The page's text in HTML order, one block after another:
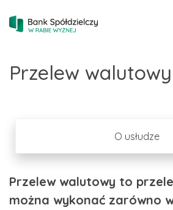
Przelew walutowy
O usłudze
Przelew walutowy to
można wykonać zarówno